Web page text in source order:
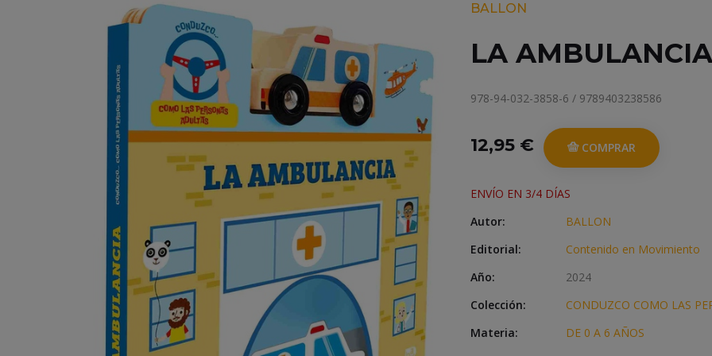
BALLON
LA AMBULANCIA
978-94-032-3858-6 / 9789403238586
12,95 € COMPRAR
ENVÍO EN 3/4 DÍAS
Autor:
BALLON
Editorial:
Contenido en Movimiento
Año:
2024
Colección:
CONDUZCO COMO LAS
Materia:
DE 0 A 6 AÑOS